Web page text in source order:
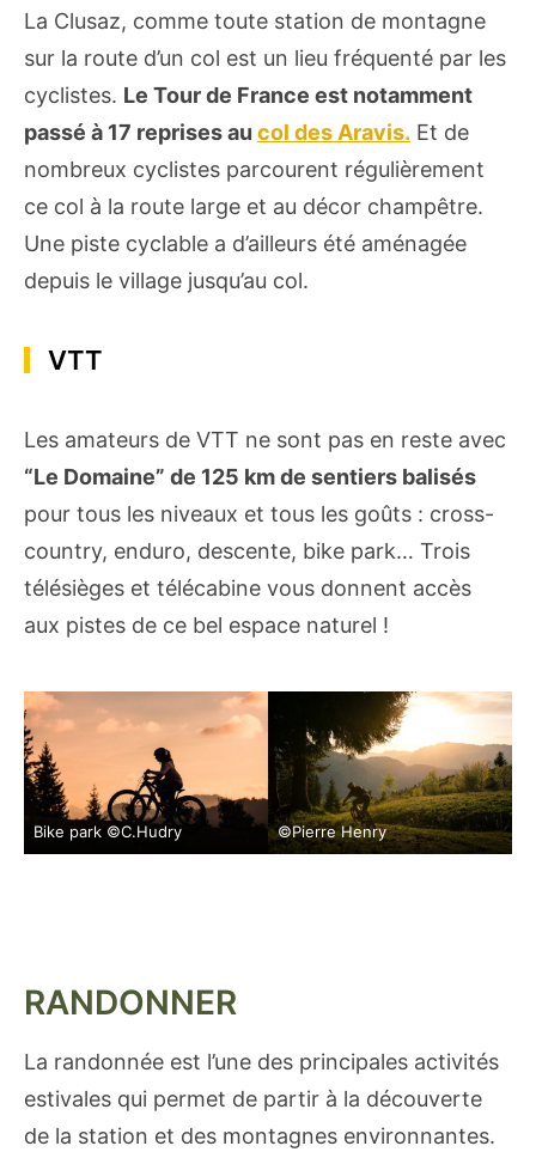
La Clusaz, comme toute station de montagne
sur la route d’un col est un lieu fréquenté par les
cyclistes. Le Tour de France est notamment
passé à 17 reprises au col des Aravis. Et de
nombreux cyclistes parcourent régulièrement
ce col à la route large et au décor champêtre.
Une piste cyclable a d’ailleurs été aménagée
depuis le village jusqu’au col.
VTT
Les amateurs de VTT ne sont pas en reste avec
“Le Domaine” de 125 km de sentiers balisés
pour tous les niveaux et tous les goûts : cross-
country, enduro, descente, bike park… Trois
télésièges et télécabine vous donnent accès
aux pistes de ce bel espace naturel !
Bike park ©C.Hudry ©Pierre Henry
RANDONNER
La randonnée est l’une des principales activités
estivales qui permet de partir à la découverte
de la station et des montagnes environnantes.